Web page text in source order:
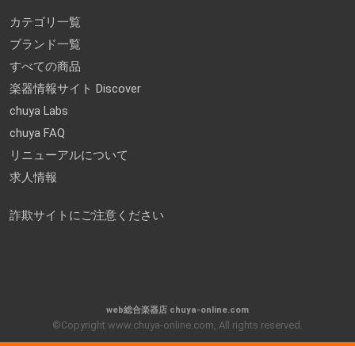
カテゴリ一覧
ブランド一覧
すべての商品
楽器情報サイト Discover
chuya Labs
chuya FAQ
リニューアルについて
求人情報
詐欺サイトにご注意ください
web総合楽器店 chuya-online.com
©Copyright www.chuya-online.com, All rights reserved.